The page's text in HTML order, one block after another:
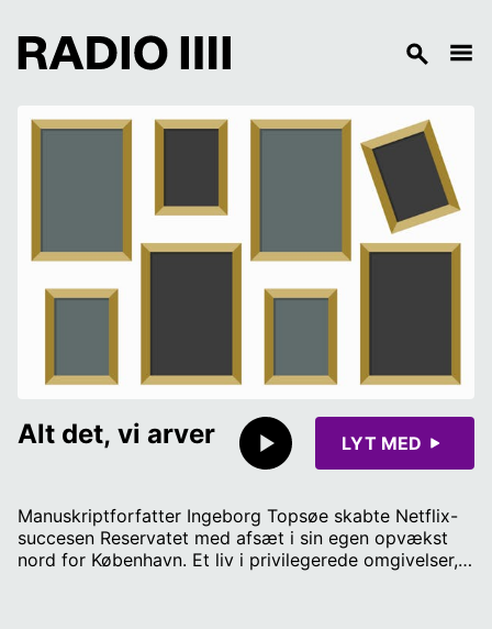
Alt det, vi arver LYT MED
Manuskriptforfatter Ingeborg Topsøe skabte Netflix-
succesen Reservatet med afsæt i sin egen opvækst
nord for København. Et liv i privilegerede omgivelser,